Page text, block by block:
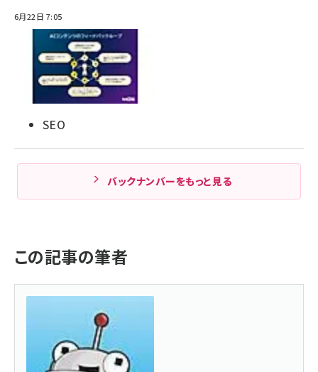
6月22日 7:05
SEO
バックナンバーをもっと見る
この記事の筆者